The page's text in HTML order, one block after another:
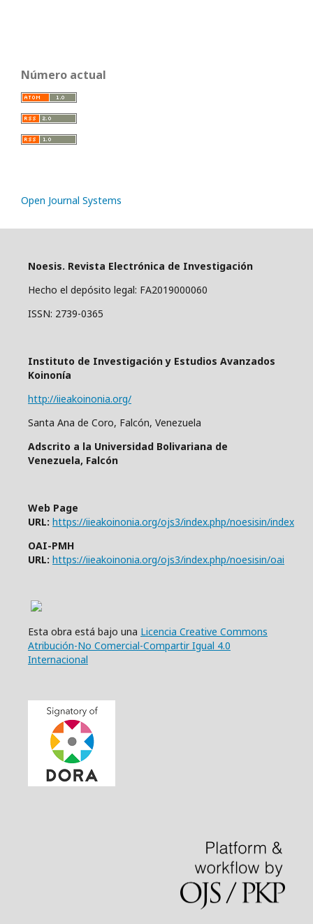
Número actual
Open Journal Systems
Noesis. Revista Electrónica de Investigación
Hecho el depósito legal: FA2019000060
ISSN: 2739-0365
Instituto de Investigación y Estudios Avanzados
Koinonía
http://iieakoinonia.org/
Santa Ana de Coro, Falcón, Venezuela
Adscrito a la Universidad Bolivariana de
Venezuela, Falcón
Web Page
URL: https://iieakoinonia.org/ojs3/index.php/noesisin/index
OAI-PMH
URL: https://iieakoinonia.org/ojs3/index.php/noesisin/oai
Esta obra está bajo una Licencia Creative Commons
Atribución-No Comercial-Compartir Igual 4.0
Internacional